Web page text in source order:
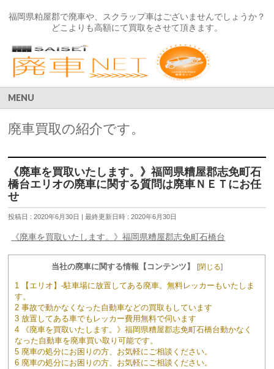
福岡県粕屋郡で廃車や、スクラップ車はございませんでしょうか？
どこよりも高額にて買取をさせて頂きます。
MENU
廃車買取の紹介です。
《廃車を買取いたします。》福岡県糟屋郡志免町石
橋台エリオの廃車に関する質問は廃車ＮＥＴにお任
せ
投稿日 : 2020年6月30日 最終更新日時 : 2020年6月30日
《廃車を買取いたします。》福岡県糟屋郡志免町石橋台
当社の廃車に関する情報【コンテンツ】 [閉じる]
1 【エリオ】-駐車場に放置してある廃車。無料レッカーもいたしま
す。
2 事故で動かなくなった自動車などの買取もしています
3 放置してある車でもレッカー費用無料で伺います
4 《廃車を買取いたします。》福岡県糟屋郡志免町石橋台動かなく
なった自動車を廃車買い取り可能です。
5 廃車の処分にお困りの方、お気軽にご相談ください。
6 廃車の処分にお困りの方、お気軽にご相談ください。